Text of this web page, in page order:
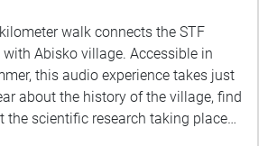
walk connects the STF
Abisko village. Accessible in
this audio experience takes just
about the history of the village, find
the scientific research taking place
and learn about some of Abisko's